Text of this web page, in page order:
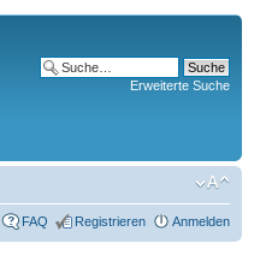
Erweiterte Suche
FAQ Registrieren Anmelden